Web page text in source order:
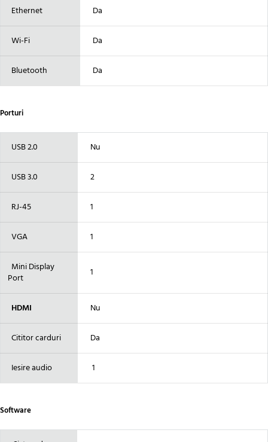
Ethernet Da
Wi-Fi Da
Bluetooth Da
Porturi
USB 2.0 Nu
USB 3.0 2
RJ-45 1
VGA 1
Mini Display
Port
1
HDMI Nu
Cititor carduri Da
Iesire audio 1
Software